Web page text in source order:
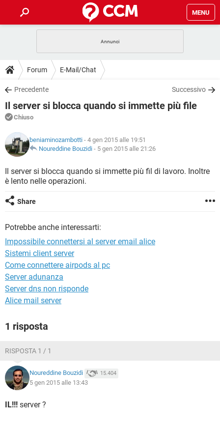
MENU
INTRATTENIMENTO
iOS
INSTAGRAM WHATSAPP
TIKTOK
HARDWARE
GUIDE
COVID-19
iOS
INSTAGRAM
TIKTOK FACEBOOK
DOWNLOAD
COVID-19 GAMING
INTRATTENIMENTO
iOS WINDOWS 10
INSTAGRAM
TIKTOK FACEBOOK
FORUM
COVID-19
INTRATTENIMENTO ANDROID
INSTAGRAM
TIKTOK
GLOSSARIO
COVID-19
INTRATTENIMENTO ANDROID
INSTAGRAM
TIKTOK
HARDWARE
Forum E-Mail/Chat
Precedente Successivo
Il server si blocca quando si immette più file
Chiuso
beniaminozambotti - 4 gen 2015 alle 19:51
Noureddine Bouzidi - 5 gen 2015 alle 21:26
Il server si blocca quando si immette più fil di lavoro. Inoltre
è lento nelle operazioni.
Share
Potrebbe anche interessarti:
Impossibile connettersi al server email alice
Sistemi client server
Come connettere airpods al pc
Server adunanza
Server dns non risponde
Alice mail server
1 risposta
RISPOSTA 1 / 1
Noureddine Bouzidi 15.404
5 gen 2015 alle 13:43
IL!!! server ?